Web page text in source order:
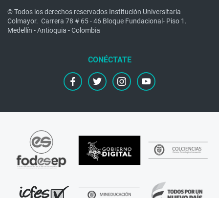
© Todos los derechos reservados Institución Universitaria
Colmayor. Carrera 78 # 65 - 46 Bloque Fundacional- Piso 1.
Medellín - Antioquia - Colombia